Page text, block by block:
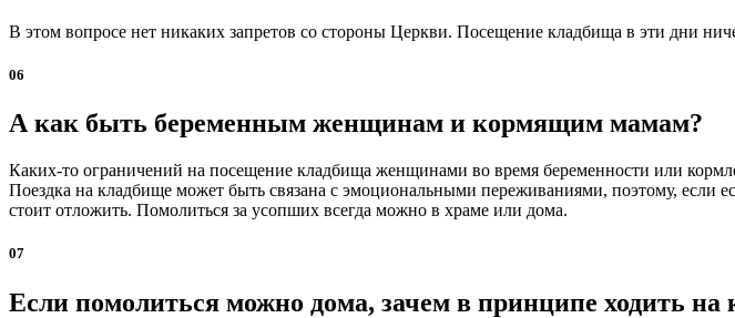
В этом вопросе нет никаких запретов со стороны Церкви. Посещение кладбища в эти дни
06
А как быть беременным женщинам и кормящим мамам?
Каких-то ограничений на посещение кладбища женщинами во время беременности или
Поездка на кладбище может быть связана с эмоциональными переживаниями, поэтому, если
стоит отложить. Помолиться за усопших всегда можно в храме или дома.
07
Если помолиться можно дома, зачем в принципе ходить на